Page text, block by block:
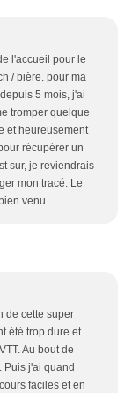
l'accueil pour le
/ bière. pour ma
5 mois, j'ai
tromper quelque
et heureusement
récupérer un
sur, je reviendrais
mon tracé. Le
venu.
de cette super
été trop dure et
Au bout de
Puis j'ai quand
faciles et en